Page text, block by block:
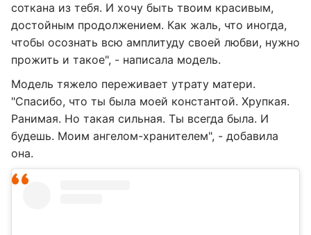
соткана из тебя. И хочу быть твоим красивым,
достойным продолжением. Как жаль, что иногда,
чтобы осознать всю амплитуду своей любви, нужно
прожить и такое", - написала модель.
Модель тяжело переживает утрату матери.
"Спасибо, что ты была моей константой. Хрупкая.
Ранимая. Но такая сильная. Ты всегда была. И
будешь. Моим ангелом-хранителем", - добавила
она.